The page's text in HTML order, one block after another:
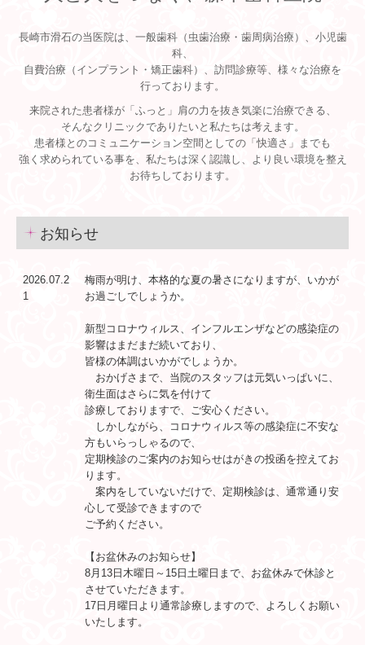
Q&A
長崎市滑石の当医院は、一般歯科（虫歯治療・歯周病治療）、小児歯
科、
自費治療（インプラント・矯正歯科）、訪問診療等、様々な治療を
行っております。
来院された患者様が「ふっと」肩の力を抜き気楽に治療できる、
そんなクリニックでありたいと私たちは考えます。
患者様とのコミュニケーション空間としての「快適さ」までも
強く求められている事を、私たちは深く認識し、より良い環境を整え
お待ちしております。
お知らせ
2026.07.2
1
梅雨が明け、本格的な夏の暑さになりますが、いかが
お過ごしでしょうか。
新型コロナウィルス、インフルエンザなどの感染症の
影響はまだまだ続いており、
皆様の体調はいかがでしょうか。
おかげさまで、当院のスタッフは元気いっぱいに、
衛生面はさらに気を付けて
診療しておりますで、ご安心ください。
しかしながら、コロナウィルス等の感染症に不安な
方もいらっしゃるので、
定期検診のご案内のお知らせはがきの投函を控えてお
ります。
案内をしていないだけで、定期検診は、通常通り安
心して受診できますので
ご予約ください。
【お盆休みのお知らせ】
8月13日木曜日～15日土曜日まで、お盆休みで休診と
させていただきます。
17日月曜日より通常診療しますので、よろしくお願い
いたします。